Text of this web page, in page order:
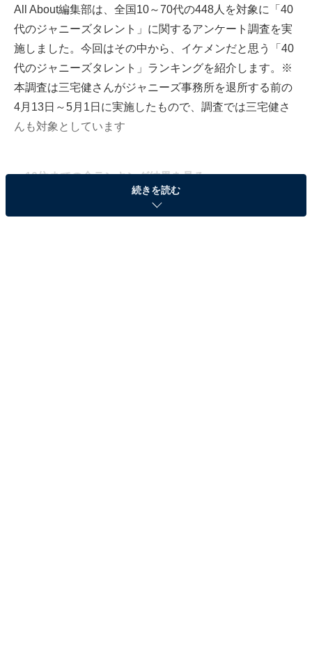
All About編集部は、全国10～70代の448人を対象に「40
代のジャニーズタレント」に関するアンケート調査を実
施しました。今回はその中から、イケメンだと思う「40
代のジャニーズタレント」ランキングを紹介します。※
本調査は三宅健さんがジャニーズ事務所を退所する前の
4月13日～5月1日に実施したもので、調査では三宅健さ
んも対象としています
＞10位までの全ランキング結果を見る
続きを読む